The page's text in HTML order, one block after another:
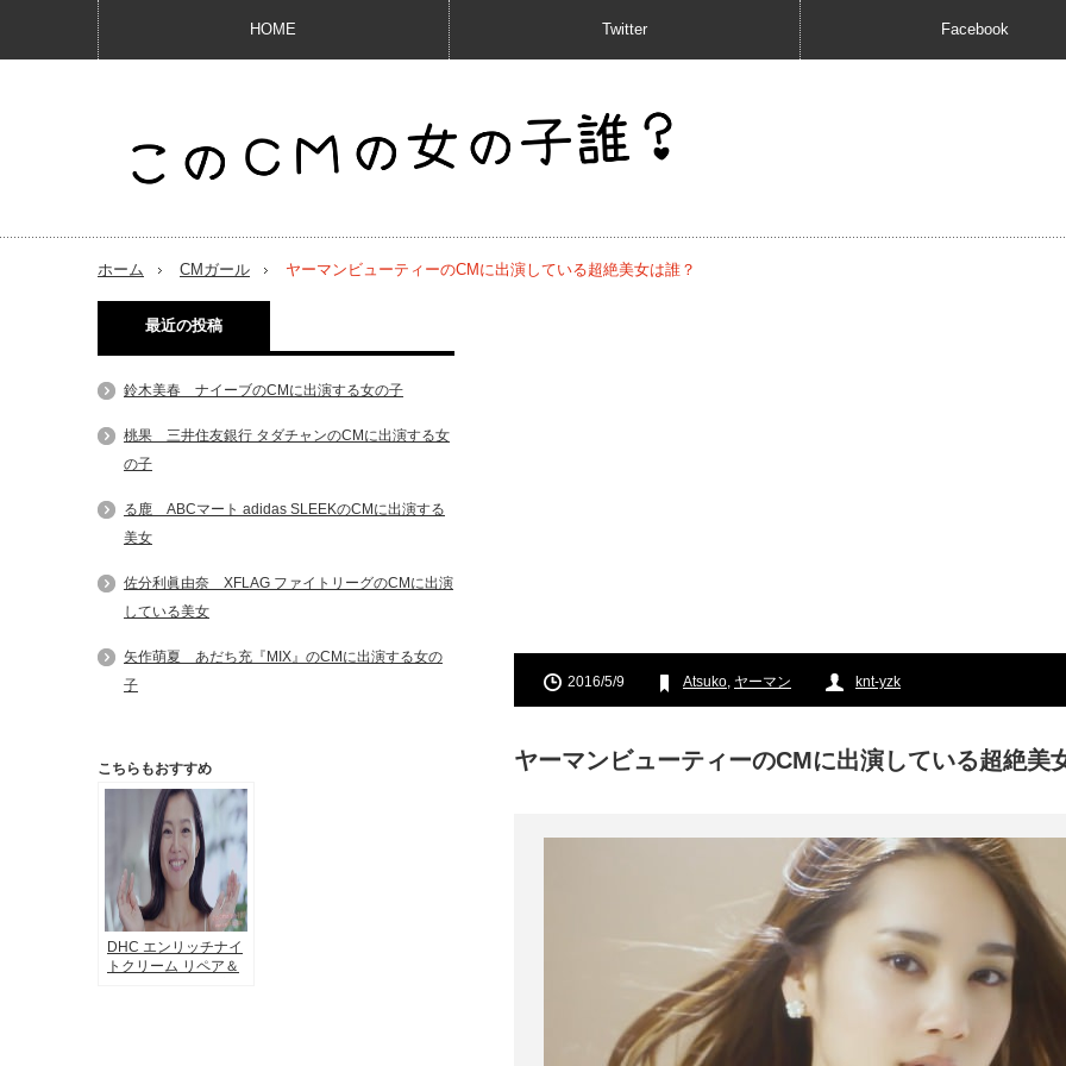
HOME Twitter Facebook
ホーム CMガール ヤーマンビューティーのCMに出演している超絶美女は誰？
2016/5/9 Atsuko, ヤーマン knt-yzk
ヤーマンビューティーのCMに出演している超絶美
最近の投稿
鈴木美春 ナイーブのCMに出演する女の子
桃果 三井住友銀行 タダチャンのCMに出演する女
の子
る鹿 ABCマート adidas SLEEKのCMに出演する
美女
佐分利眞由奈 XFLAG ファイトリーグのCMに出演
している美女
矢作萌夏 あだち充『MIX』のCMに出演する女の
子
こちらもおすすめ
DHC エンリッチナイ
トクリーム リペア＆